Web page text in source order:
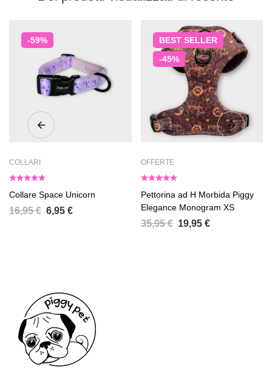
-59%
COLLARI
Collare Space Unicorn
16,95€ 6,95 €
BEST SELLER
-45%
OFFERTE
Pettorina ad H Morbida Piggy
Elegance Monogram XS
35,95€ 19,95 €